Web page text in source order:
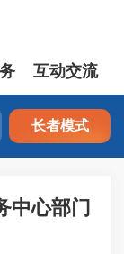
互动交流
长者模式
中心部门